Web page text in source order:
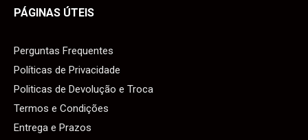
PÁGINAS ÚTEIS
Perguntas Frequentes
Políticas de Privacidade
Politicas de Devolução e Troca
Termos e Condições
Entrega e Prazos